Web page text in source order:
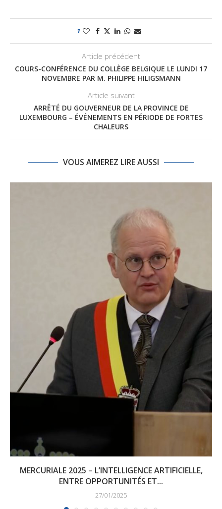
1
Article précédent
COURS-CONFÉRENCE DU COLLÈGE BELGIQUE LE LUNDI 17
NOVEMBRE PAR M. PHILIPPE HILIGSMANN
Article suivant
ARRÊTÉ DU GOUVERNEUR DE LA PROVINCE DE
LUXEMBOURG – ÉVÉNEMENTS EN PÉRIODE DE FORTES
CHALEURS
VOUS AIMEREZ LIRE AUSSI
MERCURIALE 2025 – L’INTELLIGENCE ARTIFICIELLE,
ENTRE OPPORTUNITÉS ET...
27/01/2025